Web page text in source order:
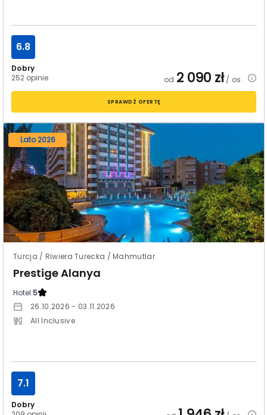
Dobry
252 opinie
6.8
od 2 090 zł/ os.
SPRAWDŹ OFERTĘ
Lato 2026
Turcja / Riwiera Turecka / Mahmutlar
Prestige Alanya
Hotel:5
26.10.2026 - 03.11.2026
All Inclusive
Dobry
7.1